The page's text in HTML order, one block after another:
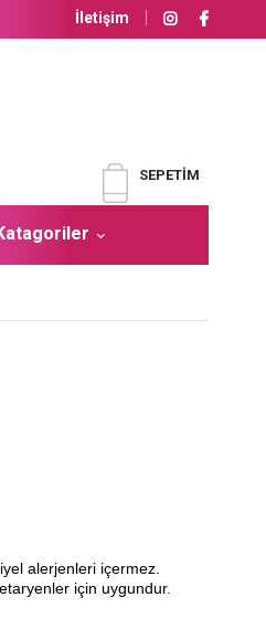
İletişim
SEPETIM
alerjenleri içermez.
için uygundur.